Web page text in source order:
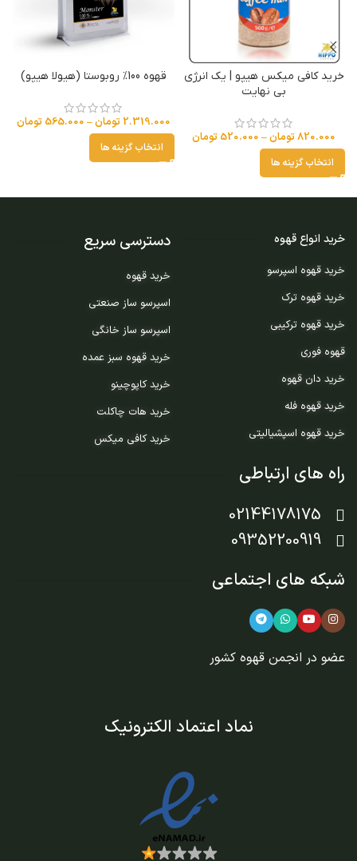
خرید کافی میکس هیپو | یک انرژی
بی نهایت
820.000تومان–
520.000 تومان
انتخاب گزینه ها
قهوه 100% روبوستا (هیولا هیپو)
2.319.000 تومان–
565.000 تومان
انتخاب گزینه ها
خرید انواع قهوه
خرید قهوه اسپرسو
خرید قهوه ترک
خرید قهوه ترکیبی
قهوه فوری
خرید دان قهوه
خرید قهوه فله
خرید قهوه اسپشیالیتی
دسترسی سریع
خرید قهوه
اسپرسو ساز صنعتی
اسپرسو ساز خانگی
خرید قهوه سبز عمده
خرید کاپوچینو
خرید هات چاکلت
خرید کافی میکس
راه های ارتباطی
02144178175
09352200919
شبکه های اجتماعی
عضو در انجمن قهوه کشور
نماد اعتماد الکترونیک